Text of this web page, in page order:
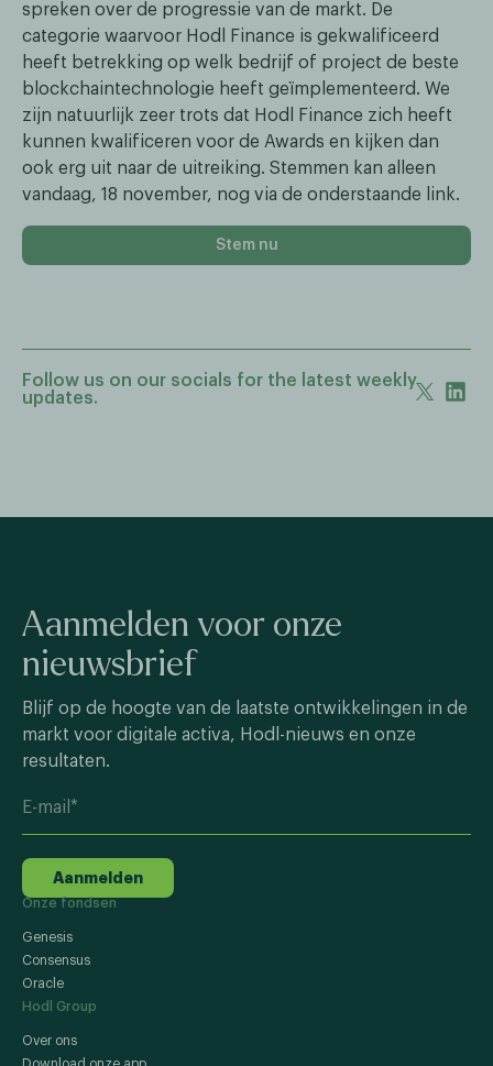
spreken over de progressie van de markt. De
categorie waarvoor Hodl Finance is gekwalificeerd
heeft betrekking op welk bedrijf of project de beste
blockchaintechnologie heeft geïmplementeerd. We
zijn natuurlijk zeer trots dat Hodl Finance zich heeft
kunnen kwalificeren voor de Awards en kijken dan
ook erg uit naar de uitreiking. Stemmen kan alleen
vandaag, 18 november, nog via de onderstaande link.
Stem nu
Follow us on our socials for the latest weekly
updates.
Aanmelden voor onze
nieuwsbrief
Blijf op de hoogte van de laatste ontwikkelingen in de
markt voor digitale activa, Hodl-nieuws en onze
resultaten.
Aanmelden
Onze fondsen
Genesis
Consensus
Oracle
Hodl Group
Over ons